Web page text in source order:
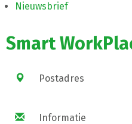
Nieuwsbrief
Smart
Postadres
Informatie